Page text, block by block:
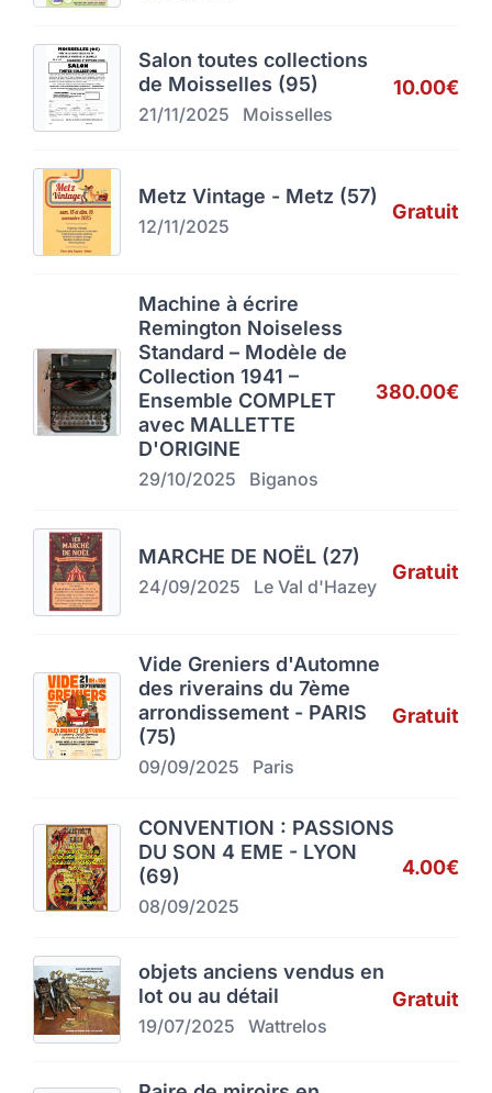
Salon toutes collections
de Moisselles (95)
21/11/2025 Moisselles
10.00€
Metz Vintage - Metz (57)
12/11/2025
Gratuit
Machine à écrire
Remington Noiseless
Standard – Modèle de
Collection 1941 –
Ensemble COMPLET
avec MALLETTE
D'ORIGINE
29/10/2025 Biganos
380.00€
MARCHE DE NOËL (27)
24/09/2025 Le Val d'Hazey
Gratuit
Vide Greniers d'Automne
des riverains du 7ème
arrondissement - PARIS
(75)
09/09/2025 Paris
Gratuit
CONVENTION : PASSIONS
DU SON 4 EME - LYON
(69)
08/09/2025
4.00€
objets anciens vendus en
lot ou au détail
19/07/2025 Wattrelos
Gratuit